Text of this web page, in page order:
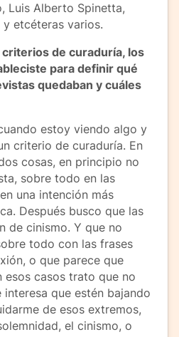
Luis Alberto Spinetta,
etcéteras varios.
de curaduría, los
para definir qué
quedaban y cuáles
estoy viendo algo y
criterio de curaduría. En
cosas, en principio no
sobre todo en las
una intención más
Después busco que las
de cinismo. Y que no
todo con las frases
o que parece que
esos casos trato que no
interesa que estén bajando
de esos extremos,
el cinismo, o